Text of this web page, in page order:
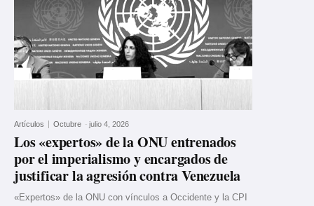
Artículos Octubre - julio 4, 2026
Los «expertos» de la ONU entrenados
por el imperialismo y encargados de
justificar la agresión contra Venezuela
«Expertos» de la ONU con vínculos a Occidente y la CPI